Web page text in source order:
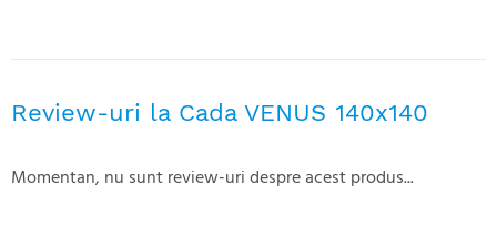
Review-uri la Cada VENUS 140x140
Momentan, nu sunt review-uri despre acest produs...